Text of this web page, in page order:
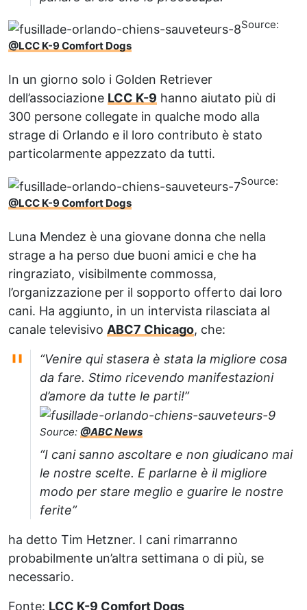
Source:
@LCC K-9 Comfort Dogs
In un giorno solo i Golden Retriever
dell’associazione LCC K-9 hanno aiutato più di
300 persone collegate in qualche modo alla
strage di Orlando e il loro contributo è stato
particolarmente appezzato da tutti.
Source:
@LCC K-9 Comfort Dogs
Luna Mendez è una giovane donna che nella
strage a ha perso due buoni amici e che ha
ringraziato, visibilmente commossa,
l’organizzazione per il sopporto offerto dai loro
cani. Ha aggiunto, in un intervista rilasciata al
canale televisivo ABC7 Chicago, che:
“Venire qui stasera è stata la migliore cosa
da fare. Stimo ricevendo manifestazioni
d’amore da tutte le parti!”
Source: @ABC News
“I cani sanno ascoltare e non giudicano mai
le nostre scelte. E parlarne è il migliore
modo per stare meglio e guarire le nostre
ferite”
ha detto Tim Hetzner. I cani rimarranno
probabilmente un’altra settimana o di più, se
necessario.
Fonte: LCC K-9 Comfort Dogs